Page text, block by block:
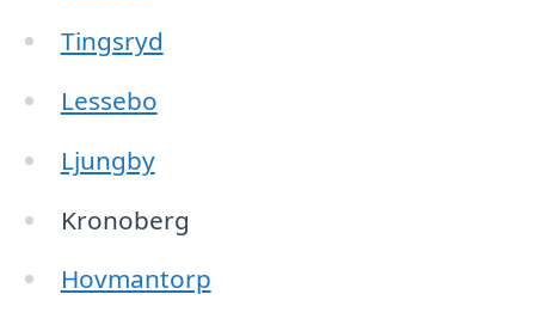
Tingsryd
Lessebo
Ljungby
Kronoberg
Hovmantorp